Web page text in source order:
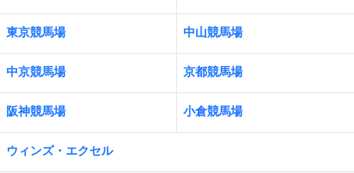
東京競馬場 中山競馬場
中京競馬場 京都競馬場
阪神競馬場 小倉競馬場
ウィンズ・エクセル